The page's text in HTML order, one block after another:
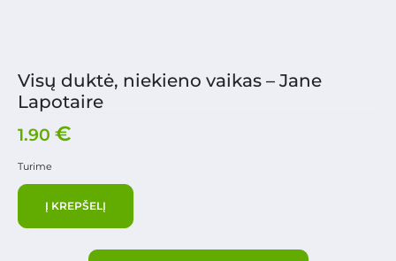
Visų duktė, niekieno vaikas – Jane
Lapotaire
1.90 €
Turime
Į KREPŠELĮ